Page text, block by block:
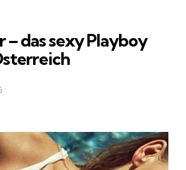
– das sexy Playboy